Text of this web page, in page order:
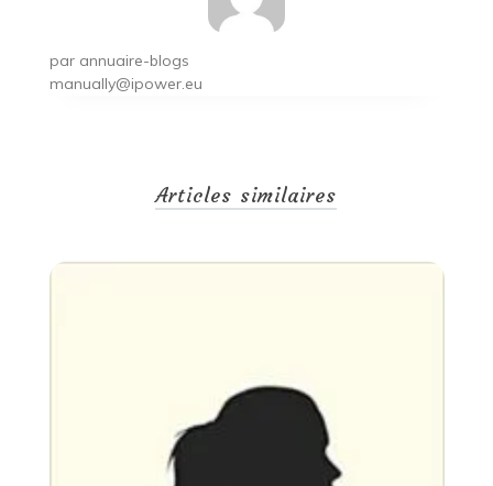
par annuaire-blogs
manually@ipower.eu
Articles similaires